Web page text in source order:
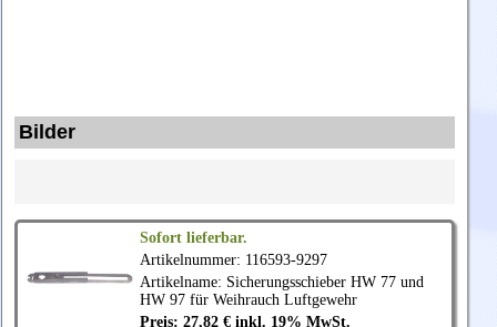
Bilder
Sofort lieferbar.
Artikelnummer: 116593-9297
Artikelname: Sicherungsschieber HW 77 und
HW 97 für Weihrauch Luftgewehr
Preis: 27,82 € inkl. 19% MwSt.